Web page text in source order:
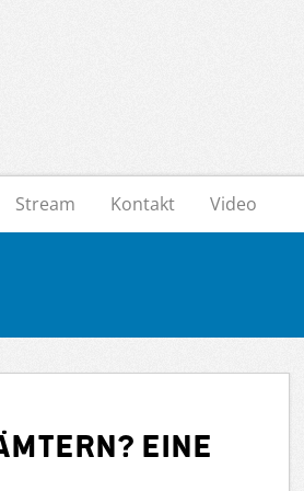
Stream Kontakt Video
Eine